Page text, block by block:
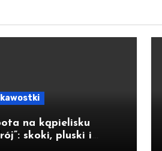
na kąpielisku
skoki, pluski i